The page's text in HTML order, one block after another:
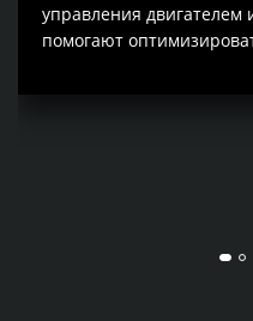
управления двигателем
помогают